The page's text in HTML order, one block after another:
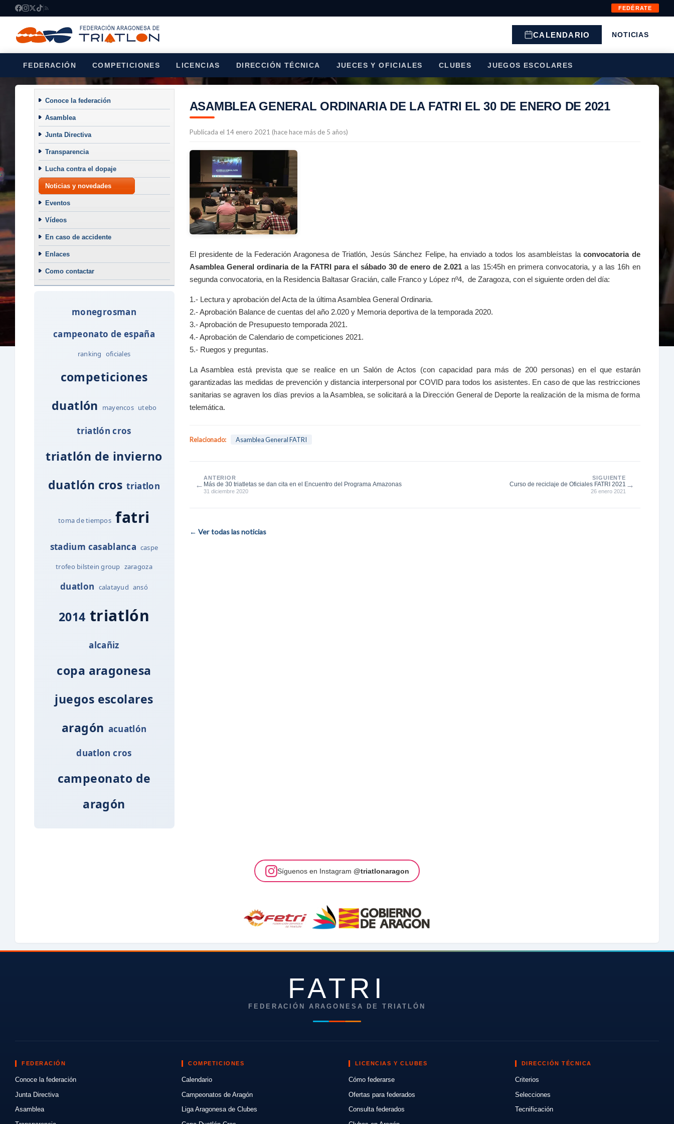
FEDÉRATE
CALENDARIO NOTICIAS
FEDERACIÓN COMPETICIONES LICENCIAS DIRECCIÓN TÉCNICA JUECES Y OFICIALES CLUBES JUEGOS ESCOLARES
Conoce la federación
Asamblea
Junta Directiva
Transparencia
Lucha contra el dopaje
Noticias y novedades
Eventos
Vídeos
En caso de accidente
Enlaces
Como contactar
monegrosman
campeonato de españa
ranking oficiales
competiciones
duatlón
mayencos utebo
triatlón cros
triatlón de invierno
duatlón cros triatlon
toma de tiempos fatri
stadium casablanca caspe
trofeo bilstein group zaragoza
duatlon calatayud ansó
2014 triatlón
alcañiz
copa aragonesa
juegos escolares
aragón acuatlón
duatlon cros
campeonato de
aragón
ASAMBLEA GENERAL ORDINARIA DE LA FATRI EL 30 DE ENERO DE 2021
Publicada el 14 enero 2021 (hace hace más de 5 años)
El presidente de la Federación Aragonesa de Triatlón, Jesús Sánchez Felipe, ha enviado a todos los asambleístas laconvocatoria de
Asamblea General ordinaria de la FATRI para el sábado 30 de enero de 2.021 a las 15:45h en primera convocatoria, y a las 16h en
segunda convocatoria, en la Residencia Baltasar Gracián, calle Franco y López nº4, de Zaragoza, con el siguiente orden del día:
1.- Lectura y aprobación del Acta de la última Asamblea General Ordinaria.
2.- Aprobación Balance de cuentas del año 2.020 y Memoria deportiva de la temporada 2020.
3.- Aprobación de Presupuesto temporada 2021.
4.- Aprobación de Calendario de competiciones 2021.
5.- Ruegos y preguntas.
La Asamblea está prevista que se realice en un Salón de Actos (con capacidad para más de 200 personas) en el que estarán
garantizadas las medidas de prevención y distancia interpersonal por COVID para todos los asistentes. En caso de que las restricciones
sanitarias se agraven los días previos a la Asamblea, se solicitará a la Dirección General de Deporte la realización de la misma de forma
telemática.
Relacionado: Asamblea General FATRI
←
ANTERIOR
Más de 30 triatletas se dan cita en el Encuentro del Programa Amazonas
31 diciembre 2020
SIGUIENTE
Curso de reciclaje de Oficiales FATRI 2021
26 enero 2021
→
← Ver todas las noticias
Síguenos en Instagram @triatlonaragon
FATRI
FEDERACIÓN ARAGONESA DE TRIATLÓN
FEDERACIÓN
Conoce la federación
Junta Directiva
Asamblea
COMPETICIONES
Calendario
Campeonatos de Aragón
Liga Aragonesa de Clubes
LICENCIAS Y CLUBES
Cómo federarse
Ofertas para federados
Consulta federados
DIRECCIÓN TÉCNICA
Criterios
Selecciones
Tecnificación